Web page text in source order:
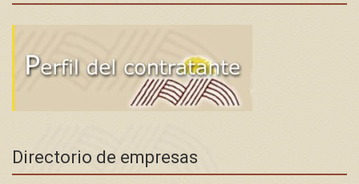
Directorio de empresas